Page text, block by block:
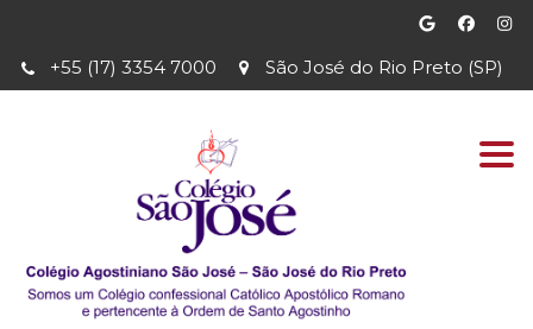
São José do Rio Preto (SP)
+55 (17) 3354 7000